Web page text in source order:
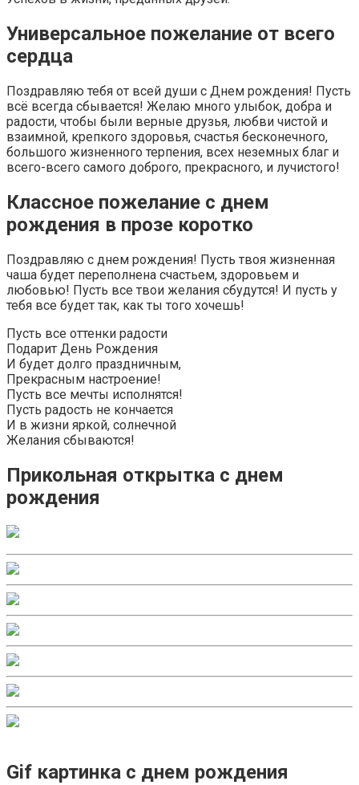
Универсальное пожелание от всего
сердца
Поздравляю тебя от всей души с Днем рождения! Пусть
всё всегда сбывается! Желаю много улыбок, добра и
радости, чтобы были верные друзья, любви чистой и
взаимной, крепкого здоровья, счастья бесконечного,
большого жизненного терпения, всех неземных благ и
всего-всего самого доброго, прекрасного, и лучистого!
Классное пожелание с днем
рождения в прозе коротко
Поздравляю с днем рождения! Пусть твоя жизненная
чаша будет переполнена счастьем, здоровьем и
любовью! Пусть все твои желания сбудутся! И пусть у
тебя все будет так, как ты того хочешь!
Пусть все оттенки радости
Подарит День Рождения
И будет долго праздничным,
Прекрасным настроение!
Пусть все мечты исполнятся!
Пусть радость не кончается
И в жизни яркой, солнечной
Желания сбываются!
Прикольная открытка с днем
рождения
Gif картинка с днем рождения